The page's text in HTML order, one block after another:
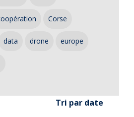
Corse
data drone europe
Tri par date